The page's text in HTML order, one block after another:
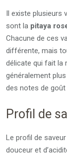
Il existe plusieurs
sont la pitaya
Chacune de ces
différente, mais
délicate qui fait la
généralement
des notes de
Profil de
Le profil de
douceur et